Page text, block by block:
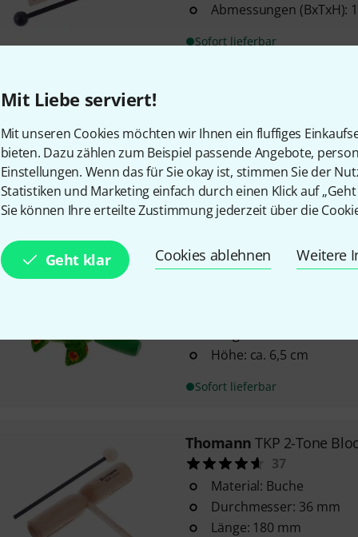
Mit Liebe serviert!
Mit unseren Cookies möchten wir Ihnen ein fluffiges
bieten. Dazu zählen zum Beispiel passende Angebote,
Einstellungen. Wenn das für Sie okay ist, stimmen Sie der
Statistiken und Marketing einfach durch einen Klick auf „Geht
Sie können Ihre erteilte Zustimmung jederzeit über die
Geht klar Cookies ablehnen Weitere
Abmessungen (BxTxH):
Sofort lieferbar
aus Holz
mit Halterung
anschraubbar an
Sofort lieferbar
ThomannFrog XS
Höhe: ca. 6,5 cm
Sofort lieferbar
Thomann TKP 2-Tone
37
Material: Buche
Durchmesser: 36 mm
Länge: 180 mm